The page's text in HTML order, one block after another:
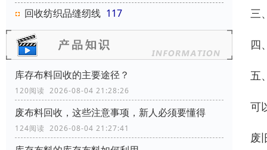
回收纺织品缝纫线 117
库存布料回收的主要途径？
120阅读 2026-08-04 21:28:26
废布料回收，这些注意事项，新人必须要懂得
124阅读 2026-08-04 21:27:41
三
四
五
可
废